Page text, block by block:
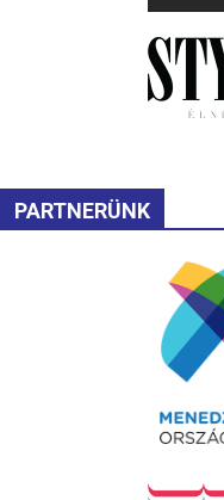
PARTNERÜNK